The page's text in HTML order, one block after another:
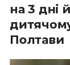
на 3 дні
Полтави